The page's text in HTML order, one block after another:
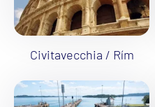
Civitavecchia / Rím